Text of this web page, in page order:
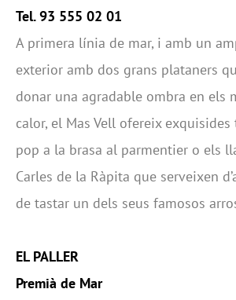
Tel. 93 555 02 01
A primera línia de mar, i amb un
exterior amb dos grans plataners
donar una agradable ombra en els
calor, el Mas Vell ofereix
pop a la brasa al parmentier o els
Carles de la Ràpita que serveixen
de tastar un dels seus famosos
EL PALLER
Premià de Mar